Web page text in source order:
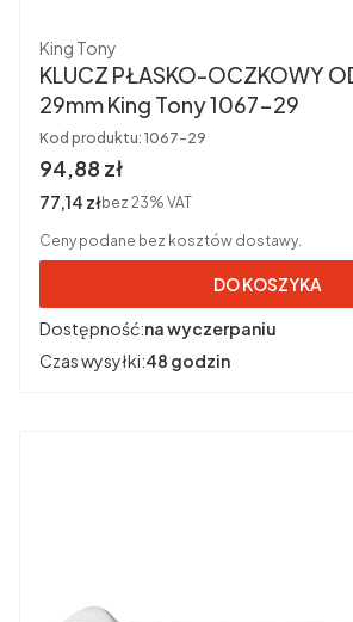
Producent
King Tony
KLUCZ PŁASKO-OCZKOWY ODGIĘTY 70*
29mm King Tony 1067-29
Kod produktu: 1067-29
Cena brutto
94,88 zł
Cena netto
77,14 złbez 23% VAT
Ceny podane bez kosztów dostawy.
DO KOSZYKA
Dostępność:na wyczerpaniu
Czas wysyłki:48 godzin